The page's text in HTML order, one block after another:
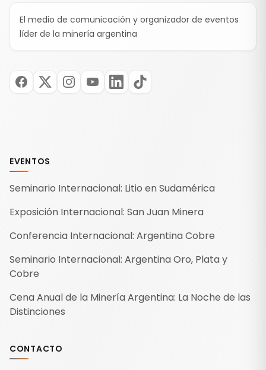
El medio de comunicación y organizador de eventos
líder de la minería argentina
EVENTOS
Seminario Internacional: Litio en Sudamérica
Exposición Internacional: San Juan Minera
Conferencia Internacional: Argentina Cobre
Seminario Internacional: Argentina Oro, Plata y
Cobre
Cena Anual de la Minería Argentina: La Noche de las
Distinciones
CONTACTO